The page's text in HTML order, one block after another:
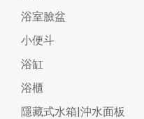
浴室臉盆
小便斗
浴缸
浴櫃
隱藏式水箱|沖水面板